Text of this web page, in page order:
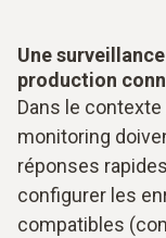
Une
production
Dans le
monitoring
réponses
configurer les
compatibles